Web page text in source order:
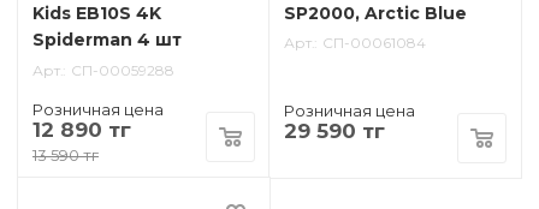
Kids EB10S 4K
Spiderman 4 шт
Арт. СП-00059288
Розничная цена
12 890 тг
13 590 тг
SP2000, Arctic Blue
Арт. СП-00061084
Розничная цена
29 590 тг